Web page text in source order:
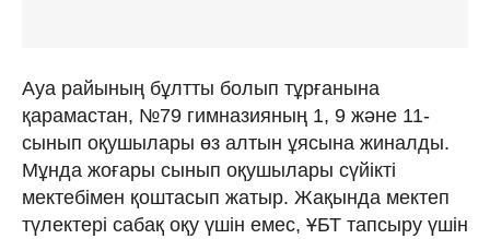
Ауа райының бұлтты болып тұрғанына
қарамастан, №79 гимназияның 1, 9 және 11-
сынып оқушылары өз алтын ұясына жиналды.
Мұнда жоғары сынып оқушылары сүйікті
мектебімен қоштасып жатыр. Жақында мектеп
түлектері сабақ оқу үшін емес, ҰБТ тапсыру үшін